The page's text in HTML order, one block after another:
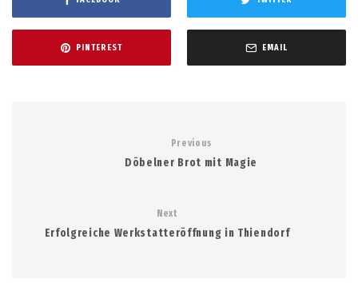
PINTEREST EMAIL
Previous
Döbelner Brot mit Magie
Next
Erfolgreiche Werkstatteröffnung in Thiendorf